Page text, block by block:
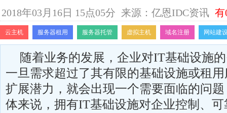
2018年03月16日 15点05分 来源：亿恩IDC资讯 有
云主机 服务器租用 服务器托管 虚拟主机 域名注册 网站建
随着业务的发展，企业对IT基础设施
一旦需求超过了其有限的基础设施或租
扩展潜力，就会出现一个需要面临的问
体来说，拥有IT基础设施对企业控制、